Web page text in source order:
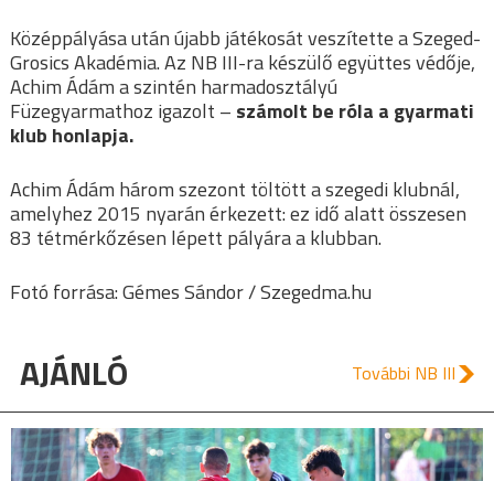
Középpályása után újabb játékosát veszítette a Szeged-
Grosics Akadémia. Az NB III-ra készülő együttes védője,
Achim Ádám a szintén harmadosztályú
Füzegyarmathoz igazolt – számolt be róla a gyarmati
klub honlapja.
Achim Ádám három szezont töltött a szegedi klubnál,
amelyhez 2015 nyarán érkezett: ez idő alatt összesen
83 tétmérkőzésen lépett pályára a klubban.
Fotó forrása: Gémes Sándor / Szegedma.hu
AJÁNLÓ További NB III